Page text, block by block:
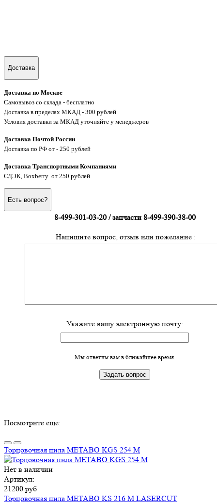
Доставка
Доставка по Москве
Самовывоз со склада - бесплатно
Доставка в пределах МКАД - 300 рублей
Условия доставки за МКАД уточняйте у менеджеров
Доставка Почтой России
Доставка по РФ от - 250 рублей
Доставка Транспортными Компаниями
СДЭК, Boxberry от 250 рублей
Есть вопрос?
8-499-301-03-20 / запчасти 8-499-390-38-00
Напишите вопрос, отзыв или пожелание :
Укажите вашу электронную почту:
Мы ответим вам в ближайшее время.
Посмотрите еще:
Торцовочная пила METABO KGS 254 M
Нет в наличии
Артикул:
21200 руб
Торцовочная пила METABO KS 216 M LASERCUT